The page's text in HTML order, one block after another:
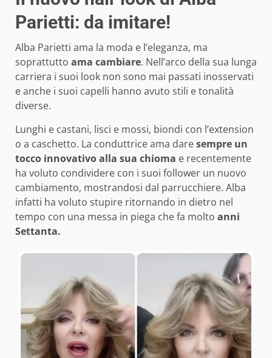
Parietti: da imitare!
Alba Parietti ama la moda e l’eleganza, ma
soprattutto ama cambiare. Nell’arco della sua lunga
carriera i suoi look non sono mai passati inosservati
e anche i suoi capelli hanno avuto stili e tonalità
diverse.
Lunghi e castani, lisci e mossi, biondi con l’extension
o a caschetto. La conduttrice ama daresempre un
tocco innovativo alla sua chioma e recentemente
ha voluto condividere con i suoi follower un nuovo
cambiamento, mostrandosi dal parrucchiere. Alba
infatti ha voluto stupire ritornando in dietro nel
tempo con una messa in piega che fa molto anni
Settanta.